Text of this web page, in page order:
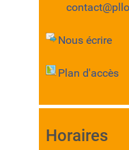
Nous écrire
Plan d'accès
Horaires